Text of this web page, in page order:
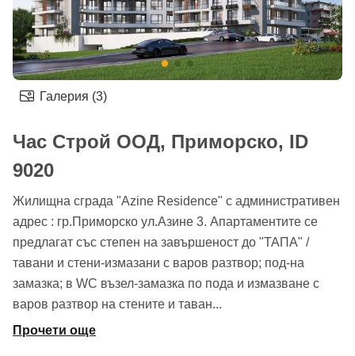
Галерия (3)
Час Строй ООД, Приморско, ID
9020
Жилищна сграда "Azine Residence" с административен
адрес : гр.Приморско ул.Азине 3. Апартаментите се
предлагат със степен на завършеност до "ТАПА" /
тавани и стени-измазани с варов разтвор; под-на
замазка; в WС възел-замазка по пода и измазване с
варов разтвор на стените и таван...
Прочети още